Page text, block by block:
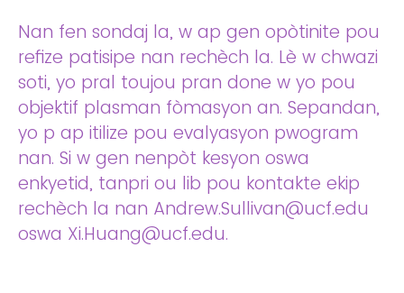
Nan fen sondaj la, w ap gen opòtinite pou
refize patisipe nan rechèch la. Lè w chwazi
soti, yo pral toujou pran done w yo pou
objektif plasman fòmasyon an. Sepandan,
yo p ap itilize pou evalyasyon pwogram
nan. Si w gen nenpòt kesyon oswa
enkyetid, tanpri ou lib pou kontakte ekip
rechèch la nan Andrew.Sullivan@ucf.edu
oswa Xi.Huang@ucf.edu.